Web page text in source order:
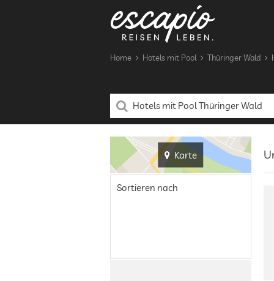
Home Hotels mit Pool Thüringer Wald
Karte
Sortieren nach